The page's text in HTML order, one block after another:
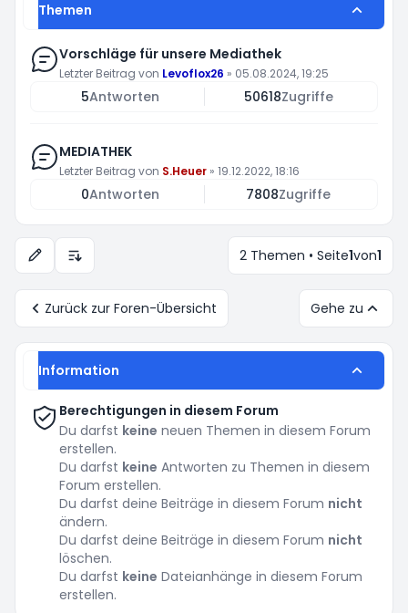
Themen
Vorschläge für unsere Mediathek
Letzter Beitrag von Levoflox26 » 05.08.2024, 19:25
5Antworten 50618Zugriffe
MEDIATHEK
Letzter Beitrag von S.Heuer » 19.12.2022, 18:16
0Antworten 7808Zugriffe
Anzeige- und Sortierungs-Einstellungen
2 Themen • Seite1von1
Zurück zur Foren-Übersicht Gehe zu
Information
Berechtigungen in diesem Forum
Du darfst keine neuen Themen in diesem Forum
erstellen.
Du darfst keine Antworten zu Themen in diesem
Forum erstellen.
Du darfst deine Beiträge in diesem Forum nicht
ändern.
Du darfst deine Beiträge in diesem Forum nicht
löschen.
Du darfst keine Dateianhänge in diesem Forum
erstellen.